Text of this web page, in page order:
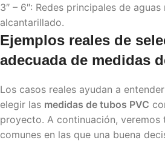
3″ – 6″: Redes principales de
alcantarillado.
Ejemplos reales de
adecuada de medidas
Los casos reales ayudan a
elegir las medidas de tubos PVC
proyecto. A continuación, veremos
comunes en las que una buena